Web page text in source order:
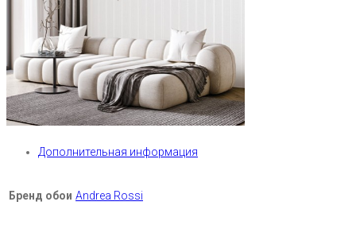
Дополнительная информация
Бренд обои Andrea Rossi